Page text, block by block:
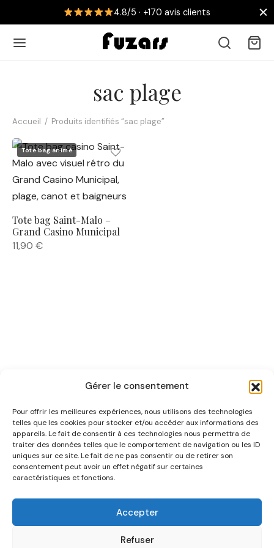
Gérer le consentement
Pour offrir les meilleures expériences, nous utilisons des technologies
telles que les cookies pour stocker et/ou accéder aux informations des
appareils. Le fait de consentir à ces technologies nous permettra de
traiter des données telles que le comportement de navigation ou les ID
uniques sur ce site. Le fait de ne pas consentir ou de retirer son
consentement peut avoir un effet négatif sur certaines
caractéristiques et fonctions.
Accepter
Refuser
4.8/5 · +170 avis clients
sac plage
Accueil / Produits identifiés “sac plage”
Tote bag animé
Tote bag Saint-Malo –
Grand Casino Municipal
11,90 €
NOUS CONNAÎTRE
Retour
AFFICHES